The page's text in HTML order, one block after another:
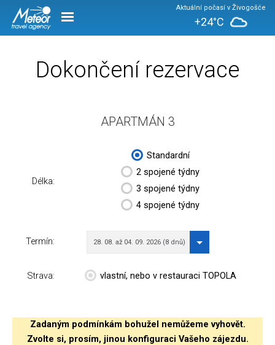
Aktuální počasí v Živogošće
+24°C
Dokončení rezervace
APARTMÁN 3
Délka:
Standardní
2 spojené týdny
3 spojené týdny
4 spojené týdny
Termín: 28. 08. až 04. 09. 2026 (8 dnů)
Strava: vlastní, nebo v restauraci TOPOLA
Zadaným podmínkám bohužel nemůžeme vyhovět.
Zvolte si, prosím, jinou konfiguraci Vašeho zájezdu.